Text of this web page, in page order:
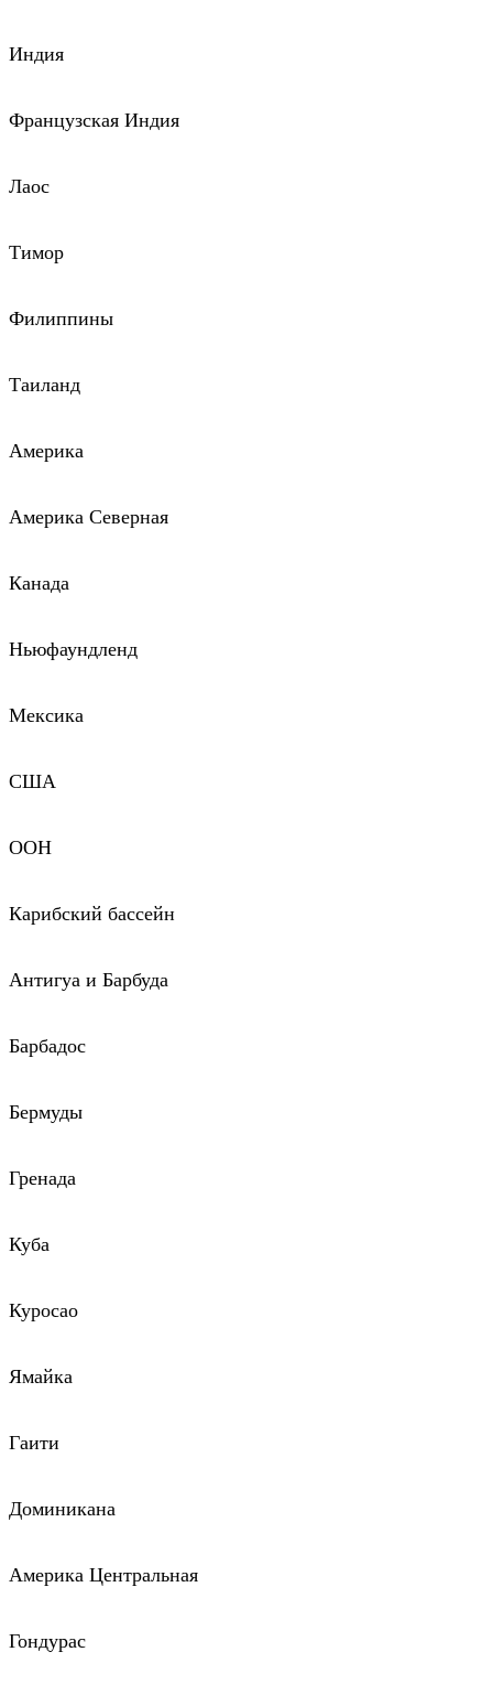
Индия
Французская Индия
Лаос
Тимор
Филиппины
Таиланд
Америка
Америка Северная
Канада
Ньюфаундленд
Мексика
США
ООН
Карибский бассейн
Антигуа и Барбуда
Барбадос
Бермуды
Гренада
Куба
Куросао
Ямайка
Гаити
Доминикана
Америка Центральная
Гондурас